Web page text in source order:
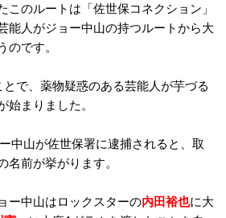
このルートは「佐世保コネクション」
能人がジョー中山の持つルートから大
のです。
で、薬物疑惑のある芸能人が芋づる
始まりました。
中山が佐世保署に逮捕されると、取
名前が挙がります。
ー中山はロックスターの内田裕也に大